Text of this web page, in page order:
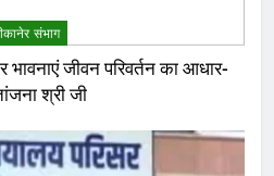
संभाग
जीवन परिवर्तन का आधार-
श्री जी